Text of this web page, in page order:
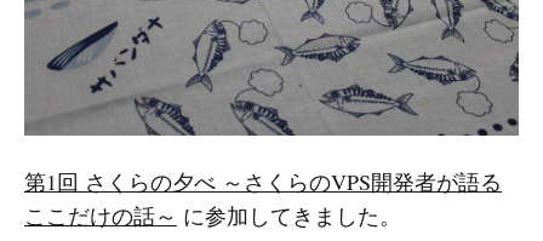
第1回 さくらの夕べ ～さくらのVPS開発者が語る
ここだけの話～ に参加してきました。